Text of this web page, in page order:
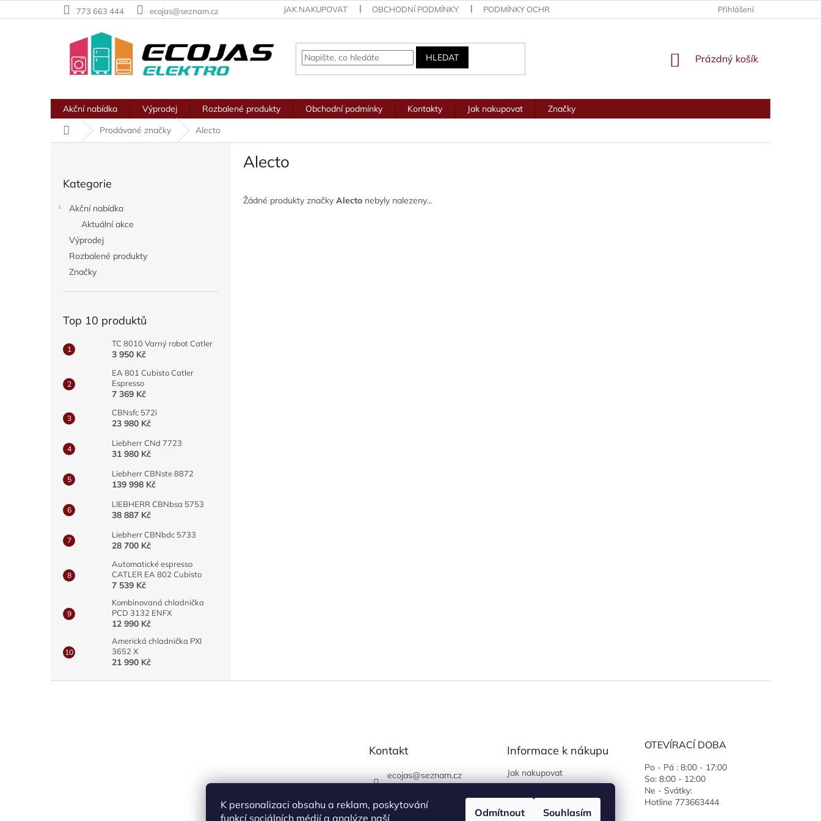
K personalizaci obsahu a reklam, poskytování
funkcí sociálních médií a analýze naší
Odmítnout Souhlasím
na
773 663 444 ecojas@seznam.cz JAK NAKUPOVAT OBCHODNÍ PODMÍNKY PODMÍNKY OCHRANY OSOBNÍCH ÚDAJŮ Přihlášení
HLEDAT
NÁKUPNÍ
Prázdný košík
Akční nabídka Výprodej Rozbalené produkty Obchodní podmínky Kontakty Jak nakupovat
Značky
Domů
Prodávané značky Alecto
kategorie
Kategorie
Akční nabídka
Aktuální akce
Výprodej
Rozbalené produkty
Značky
Top 10 produktů
TC 8010 Varný robot Catler
3 950 Kč
EA 801 Cubisto Catler
Espresso
7 369 Kč
CBNsfc 572i
23 980 Kč
Liebherr CNd 7723
31 980 Kč
Liebherr CBNste 8872
139 998 Kč
LIEBHERR CBNbsa 5753
38 887 Kč
Liebherr CBNbdc 5733
28 700 Kč
Automatické espresso
CATLER EA 802 Cubisto
7 539 Kč
Kombinovaná chladnička
PCD 3132 ENFX
12 990 Kč
Americká chladnička PXI
3652 X
21 990 Kč
Alecto
Žádné produkty značky Alecto nebyly nalezeny...
Kontakt
ecojas@seznam.cz
730 444 400 (prodejna
Informace k nákupu
Jak nakupovat
Podmínky ochrany osobních
údajů
OTEVÍRACÍ DOBA
Po - Pá : 8:00 - 17:00
So: 8:00 - 12:00
Ne - Svátky:
Hotline 773663444